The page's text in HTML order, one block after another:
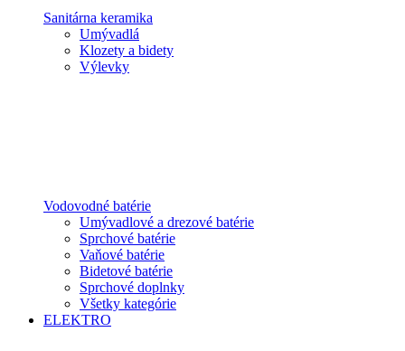
Sanitárna keramika
Umývadlá
Klozety a bidety
Výlevky
Vodovodné batérie
Umývadlové a drezové batérie
Sprchové batérie
Vaňové batérie
Bidetové batérie
Sprchové doplnky
Všetky kategórie
ELEKTRO